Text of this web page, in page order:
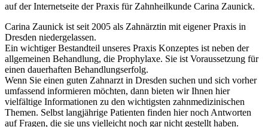
auf der Internetseite der Praxis für Zahnheilkunde Carina Zaunick.
Carina Zaunick ist seit 2005 als Zahnärztin mit eigener Praxis in
Dresden niedergelassen.
Ein wichtiger Bestandteil unseres Praxis Konzeptes ist neben der
allgemeinen Behandlung, die Prophylaxe. Sie ist Voraussetzung für
einen dauerhaften Behandlungserfolg.
Wenn Sie einen guten Zahnarzt in Dresden suchen und sich vorher
umfassend informieren möchten, dann bieten wir Ihnen hier
vielfältige Informationen zu den wichtigsten zahnmedizinischen
Themen. Selbst langjährige Patienten finden hier noch Antworten
auf Fragen, die sie uns vielleicht noch gar nicht gestellt haben.